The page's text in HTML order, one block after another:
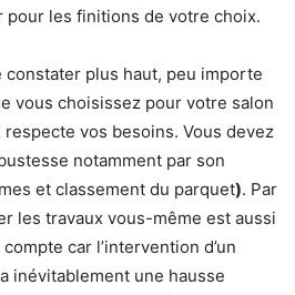
pour les finitions de votre choix.
constater plus haut, peu importe
vous choisissez pour votre salon
vos besoins. Vous devez
notamment par son
et classement du parquet). Par
les travaux vous-même est aussi
car l’intervention d’un
inévitablement une hausse